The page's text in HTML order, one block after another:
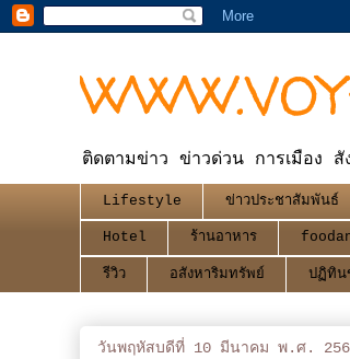
ติดตามข่าว ข่าวด่วน การเมือง
Lifestyle ข่าวประชาสัมพันธ์
Hotel ร้านอาหาร
รีวิว อสังหาริมทรัพย์ ปฏิทิน
วันพฤหัสบดีที่ 10 มีนาคม พ.ศ.